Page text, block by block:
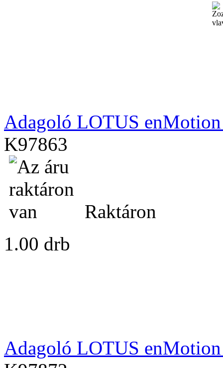
Adagoló LOTUS
K97863
Raktáron
1.00 drb
Adagoló LOTUS